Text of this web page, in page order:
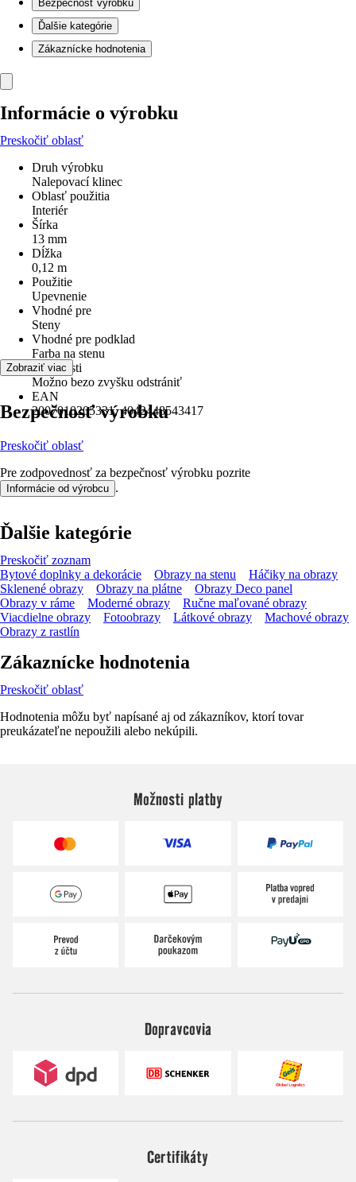
Bezpečnosť výrobku
Ďalšie kategórie
Zákaznícke hodnotenia
Informácie o výrobku
Preskočiť oblasť
Druh výrobku
Nalepovací klinec
Oblasť použitia
Interiér
Šírka
13 mm
Dĺžka
0,12 m
Použitie
Upevnenie
Vhodné pre
Steny
Vhodné pre podklad
Farba na stenu
Vlastnosti
Možno bezo zvyšku odstrániť
EAN
2007010205331, 4042448543417
Zobraziť viac
Bezpečnosť výrobku
Preskočiť oblasť
Pre zodpovednosť za bezpečnosť výrobku pozrite
Informácie od výrobcu .
Ďalšie kategórie
Preskočiť zoznam
Bytové doplnky a dekorácie
Obrazy na stenu
Háčiky na obrazy
Sklenené obrazy
Obrazy na plátne
Obrazy Deco panel
Obrazy v ráme
Moderné obrazy
Ručne maľované obrazy
Viacdielne obrazy
Fotoobrazy Látkové obrazy
Machové obrazy
Obrazy z rastlín
Zákaznícke hodnotenia
Preskočiť oblasť
Hodnotenia môžu byť napísané aj od zákazníkov, ktorí tovar
preukázateľne nepoužili alebo nekúpili.
Možnosti platby
Dopravcovia
Certifikáty